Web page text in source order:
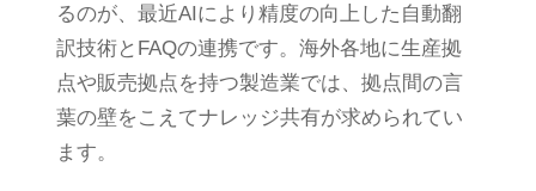
るのが、最近AIにより精度の向上した自動翻
訳技術とFAQの連携です。海外各地に生産拠
点や販売拠点を持つ製造業では、拠点間の言
葉の壁をこえてナレッジ共有が求められてい
ます。